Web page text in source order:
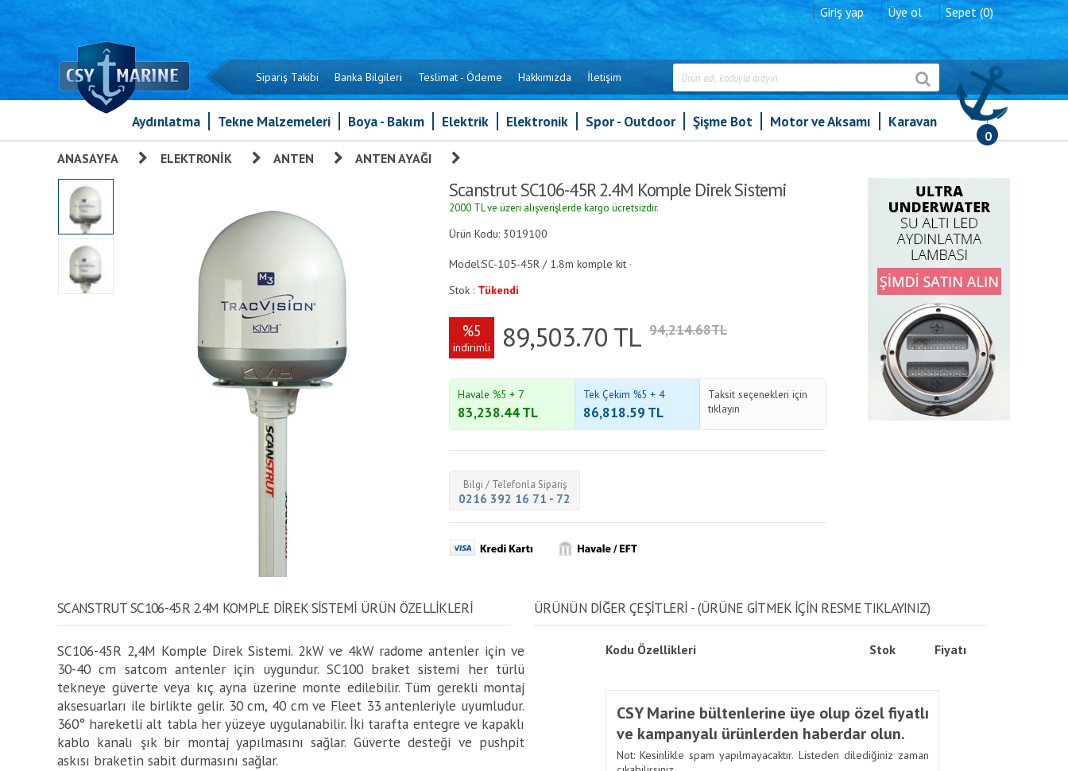
Giriş yap Üye ol Sepet (0)
Sipariş Takibi Banka Bilgileri Teslimat - Ödeme Hakkımızda İletişim
0
Aydınlatma Tekne Malzemeleri Boya - Bakım Elektrik Elektronik Spor - Outdoor Şişme Bot Motor ve Aksamı Karavan
ANASAYFA ELEKTRONIK ANTEN ANTEN AYAĞI
Scanstrut SC106-45R 2.4M Komple Direk Sistemi
2000 TL ve üzeri alışverişlerde kargo ücretsizdir.
Ürün Kodu: 3019100
Model:SC-105-45R / 1.8m komple kit ·
Stok : Tükendi
%5
indirimli 89,503.70 TL 94,214.68TL
Havale %5 + 7
83,238.44TL
Tek Çekim %5 + 4
86,818.59 TL
Taksit seçenekleri için
tıklayın
Bilgi / Telefonla Sipariş
0216 392 16 71 - 72
SCANSTRUT SC106-45R 2.4M KOMPLE DIREK SISTEMI ÜRÜN ÖZELLİKLERİ
SC106-45R 2,4M Komple Direk Sistemi. 2kW ve 4kW radome antenler için ve
30-40 cm satcom antenler için uygundur. SC100 braket sistemi her türlü
tekneye güverte veya kıç ayna üzerine monte edilebilir. Tüm gerekli montaj
aksesuarları ile birlikte gelir. 30 cm, 40 cm ve Fleet 33 antenleriyle uyumludur.
360° hareketli alt tabla her yüzeye uygulanabilir. İki tarafta entegre ve kapaklı
kablo kanalı şık bir montaj yapılmasını sağlar. Güverte desteği ve pushpit
askısı braketin sabit durmasını sağlar.
ÜRÜNÜN DİĞER ÇEŞİTLERİ - (ÜRÜNE GITMEK IÇIN RESME TIKLAYINIZ)
Kodu Özellikleri Stok Fiyatı
CSY Marine bültenlerine üye olup özel fiyatlı
ve kampanyalı ürünlerden haberdar olun.
Not: Kesinlikle spam yapılmayacaktır. Listeden dilediğiniz zaman